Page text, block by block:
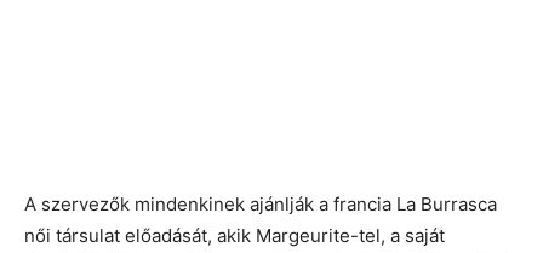
A szervezők mindenkinek ajánlják a francia La Burrasca
női társulat előadását, akik Margeurite-tel, a saját